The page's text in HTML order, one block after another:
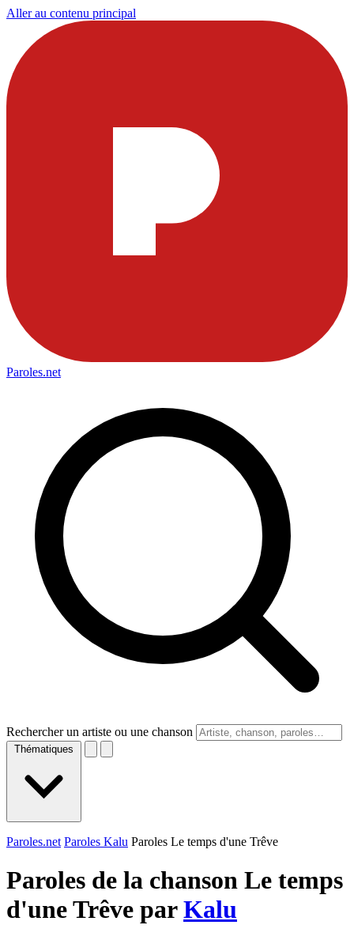
Aller au contenu principal
Paroles.net
Rechercher un artiste ou une chanson
Thématiques
Paroles.net Paroles Kalu Paroles Le temps d'une Trêve
Paroles de la chanson Le temps
d'une Trêve parKalu